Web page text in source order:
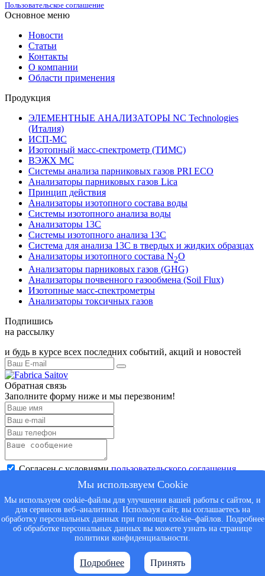
Пользовательское соглашение
Основное меню
Новости
Статьи
Контакты
О компании
Области применения
Продукция
ЭЛЕМЕНТНЫЕ АНАЛИЗАТОРЫ NC Technologies
(Италия)
ИСП-МС
Изотопный масс-спектрометр (ТИМС)
ВЭЖХ МС
Системы анализа парниковых газов PRI ECO
Анализаторы парниковых газов Lica
Принцип действия
Анализаторы изотопного состава воды
Системы изотопного анализа воды
Анализаторы 13C
Системы изотопного анализа 13С
Система для анализа 13С в твердых и жидких образцах
Анализаторы изотопного состава N2O
Анализаторы парниковых газов (GHG)
Анализаторы почвенного газообмена (Soil Flux)
Изотопные масс-спектрометры
Анализаторы токсичных газов
Подпишись
на рассылку
и будь в курсе всех последних событий, акций и новостей
Мы использвуем Cookie
Мы используем cookie-файлы для улучшения вашей работы с сайтом, и
для сервисов веб–аналитики. Используя сайт, вы соглашаетесь на
обработку персональных данных при помощи cookie–файлов. Подробнее
об обработке персональных данных вы можете узнать на странице
политики конфиденциальности.
Подробнее Принять
Обратная связь
Заполните форму ниже и мы перезвоним!
Согласен с условиямипользовательского соглашения
Спасибо за обращение
запрос направлен менеджеру
На указанный email отправлено письмо со ссылкой для подтверждения